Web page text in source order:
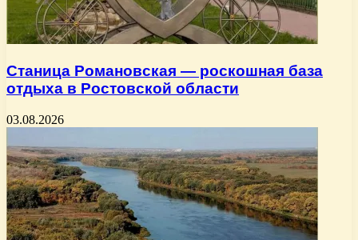
Станица Романовская — роскошная база
отдыха в Ростовской области
03.08.2026